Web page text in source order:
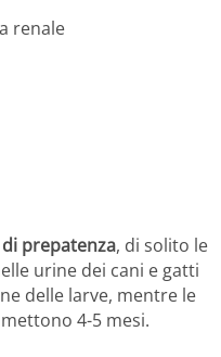
renale
prepatenza, di solito le
urine dei cani e gatti
delle larve, mentre le
4-5 mesi.